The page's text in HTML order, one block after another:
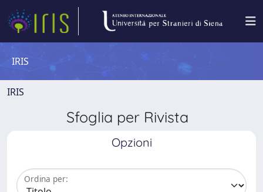
IRIS
IRIS
Sfoglia per Rivista
Opzioni
Ordina per: